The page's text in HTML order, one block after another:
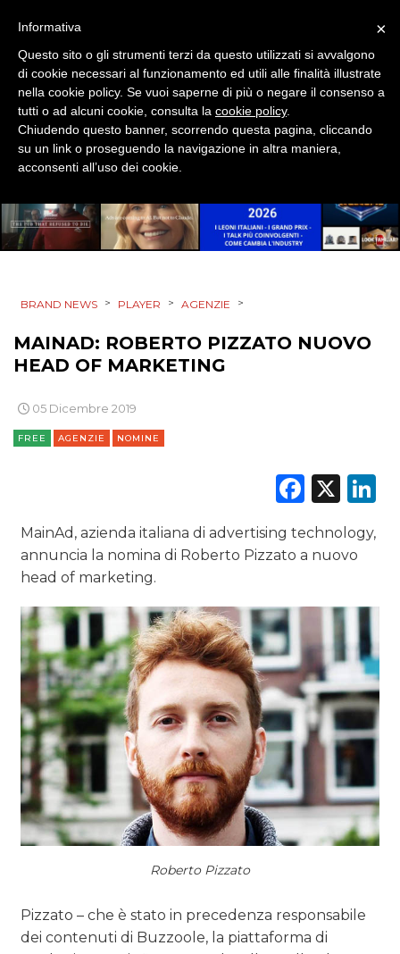
DESIGN
EVENTI
MOBILE
PUNTI VENDITA
CSR
DIGITALE
EDITORIA
ESTERNA
RADIO / AUDIO
TV
DATI
PREVISIONI/SCENARI
BRAND NEWS > PLAYER > AGENZIE >
MAINAD: ROBERTO PIZZATO NUOVO
HEAD OF MARKETING
05 Dicembre 2019
FREE AGENZIE NOMINE
X
MainAd, azienda italiana di advertising technology,
annuncia la nomina di Roberto Pizzato a nuovo
head of marketing.
Roberto Pizzato
Pizzato – che è stato in precedenza responsabile
dei contenuti di Buzzoole, la piattaforma di
×
Informativa
Questo sito o gli strumenti terzi da questo utilizzati si avvalgono
di cookie necessari al funzionamento ed utili alle finalità illustrate
nella cookie policy. Se vuoi saperne di più o negare il consenso a
tutti o ad alcuni cookie, consulta la cookie policy.
Chiudendo questo banner, scorrendo questa pagina, cliccando
su un link o proseguendo la navigazione in altra maniera,
acconsenti all’uso dei cookie.